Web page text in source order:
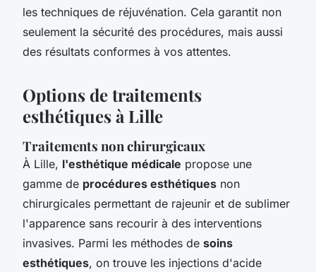
les techniques de réjuvénation. Cela garantit non
seulement la sécurité des procédures, mais aussi
des résultats conformes à vos attentes.
Options de traitements
esthétiques à Lille
Traitements non chirurgicaux
À Lille, l'esthétique médicale propose une
gamme de procédures esthétiques non
chirurgicales permettant de rajeunir et de sublimer
l'apparence sans recourir à des interventions
invasives. Parmi les méthodes de soins
esthétiques, on trouve les injections d'acide